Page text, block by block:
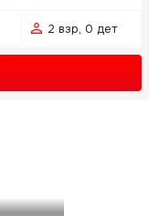
2 взр, 0 дет